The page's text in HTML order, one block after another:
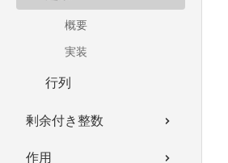
概要
実装
行列
剰余付き整数
作用